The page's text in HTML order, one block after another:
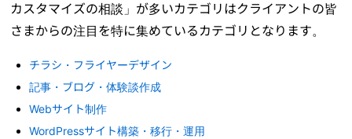
カスタマイズの相談」が多いカテゴリはクライアントの皆
さまからの注目を特に集めているカテゴリとなります。
チラシ・フライヤーデザイン
記事・ブログ・体験談作成
Webサイト制作
WordPressサイト構築・移行・運用